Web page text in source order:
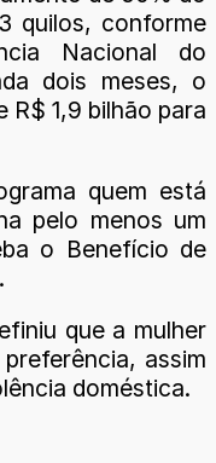
quilos, conforme
Nacional do
dois meses, o
R$ 1,9 bilhão para
quem está
pelo menos um
o Benefício de
que a mulher
assim
doméstica.